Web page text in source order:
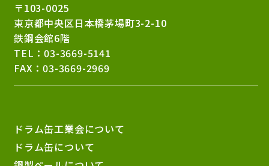
〒103-0025
東京都中央区日本橋茅場町3-2-10
鉄鋼会館6階
TEL：03-3669-5141
FAX：03-3669-2969
ドラム缶工業会について
ドラム缶について